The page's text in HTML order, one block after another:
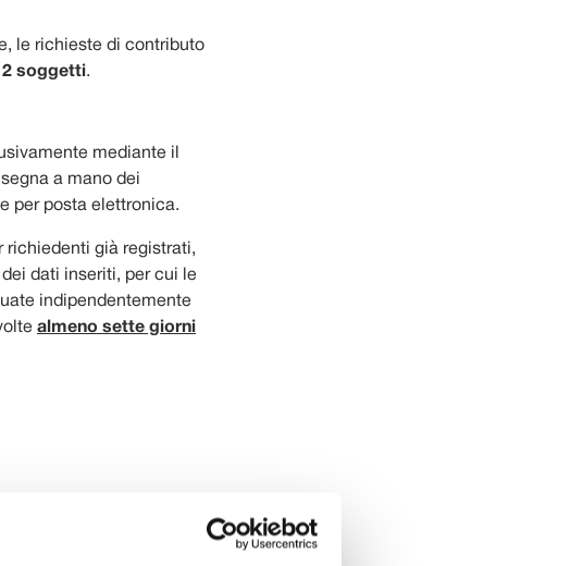
le richieste di contributo
2 soggetti.
mediante il
a mano dei
per posta elettronica.
richiedenti già registrati,
dati inseriti, per cui le
indipendentemente
almeno sette giorni